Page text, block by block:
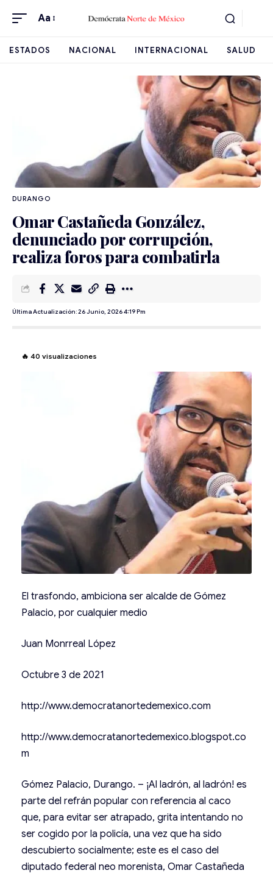
Aa
ESTADOS NACIONAL INTERNACIONAL SALUD
DURANGO
Omar Castañeda González,
denunciado por corrupción,
realiza foros para combatirla
Última Actualización: 26 Junio, 2026 4:19 Pm
🔥 40 visualizaciones
El trasfondo, ambiciona ser alcalde de Gómez
Palacio, por cualquier medio
Juan Monrreal López
Octubre 3 de 2021
http://www.democratanortedemexico.com
http://www.democratanortedemexico.blogspot.co
m
Gómez Palacio, Durango. – ¡Al ladrón, al ladrón! es
parte del refrán popular con referencia al caco
que, para evitar ser atrapado, grita intentando no
ser cogido por la policía, una vez que ha sido
descubierto socialmente; este es el caso del
diputado federal neo morenista, Omar Castañeda